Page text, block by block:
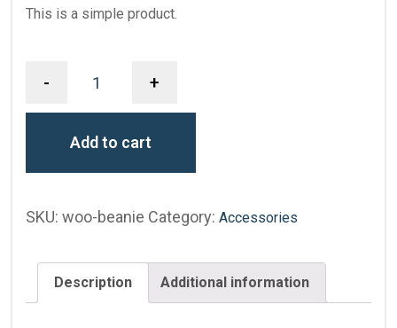
This is a simple product.
- +
Add to cart
SKU: woo-beanie Category: Accessories
Description Additional information